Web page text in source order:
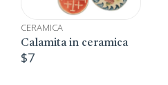
CERAMICA
Calamita in ceramica
$7